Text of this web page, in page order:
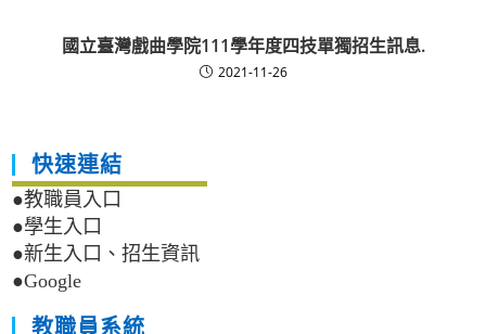
國立臺灣戲曲學院111學年度四技單獨招生訊息.
2021-11-26
快速連結
●教職員入口
●學生入口
●新生入口、招生資訊
●Google
教職員系統